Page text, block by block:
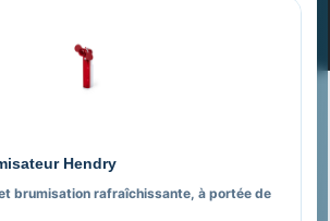
Hendry
brumisation rafraîchissante, à portée de
accompagnement global
Goodies Pub France